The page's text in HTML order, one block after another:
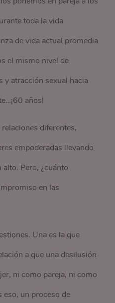
toda la vida
de vida actual promedia
el mismo nivel de
y atracción sexual hacia
años!
diferentes,
empoderadas llevando
Pero, ¿cuánto
en las
Una es la que
a que una desilusión
ni como pareja, ni como
eso, un proceso de